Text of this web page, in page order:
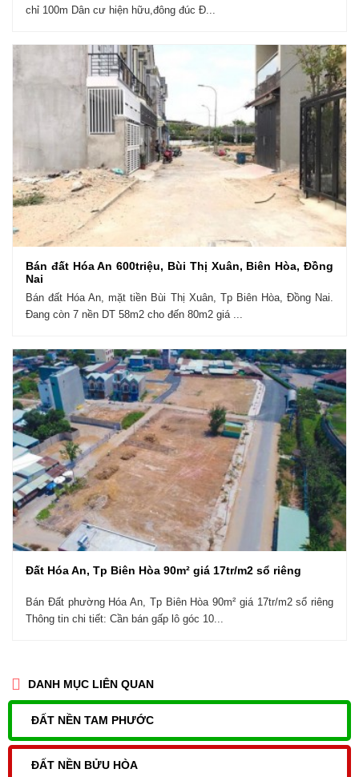
chỉ 100m Dân cư hiện hữu,đông đúc Đ...
Bán đất Hóa An 600triệu, Bùi Thị Xuân, Biên Hòa, Đồng
Nai
Bán đất Hóa An, mặt tiền Bùi Thị Xuân, Tp Biên Hòa, Đồng Nai.
Đang còn 7 nền DT 58m2 cho đến 80m2 giá ...
Đất Hóa An, Tp Biên Hòa 90m² giá 17tr/m2 sổ riêng
Bán Đất phường Hóa An, Tp Biên Hòa 90m² giá 17tr/m2 sổ riêng
Thông tin chi tiết: Cần bán gấp lô góc 10...
DANH MỤC LIÊN QUAN
ĐẤT NỀN TAM PHƯỚC
ĐẤT NỀN BỬU HÒA